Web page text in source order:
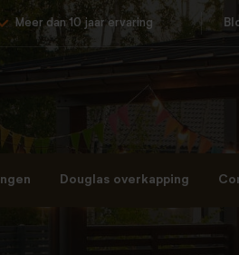
Meer dan 10 jaar ervaring
Douglas overkapping